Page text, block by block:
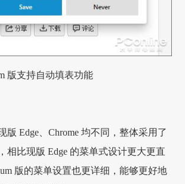
版支持自动填表功能
版 Edge、Chrome 均不同，整体采用了
相比现版 Edge 的菜单式设计更大更直
版的菜单设置也更详细，能够更好地